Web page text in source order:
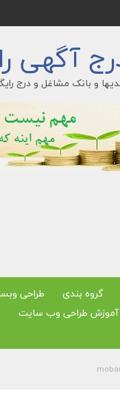
آگهی
و بانک مشاغل و درج
گروه بندی طراحی
آموزش طراحی وب سایت